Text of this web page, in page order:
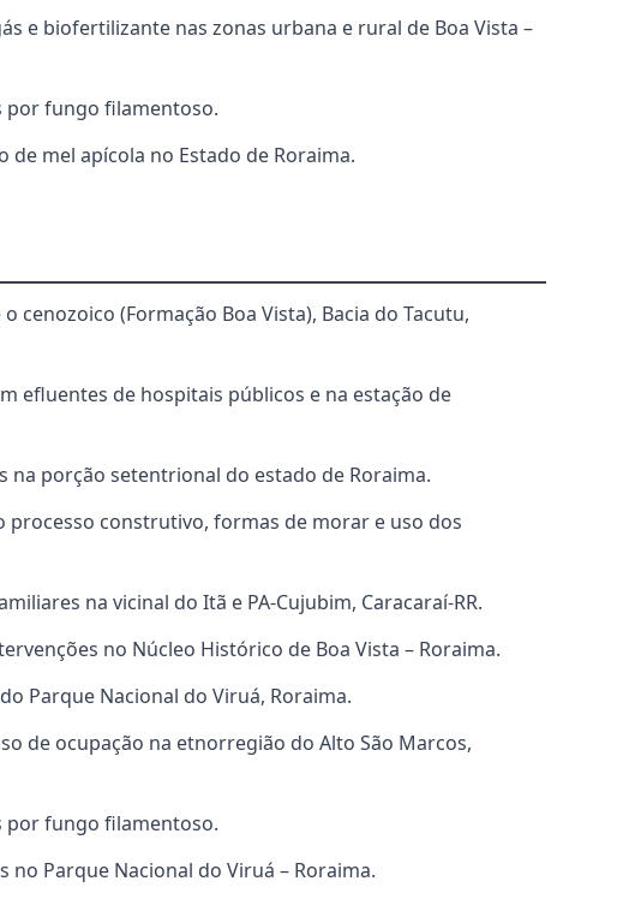
e biofertilizante nas zonas urbana e rural de Boa Vista –
por fungo filamentoso.
mel apícola no Estado de Roraima.
(Formação Boa Vista), Bacia do Tacutu,
efluentes de hospitais públicos e na estação de
porção setentrional do estado de Roraima.
processo construtivo, formas de morar e uso dos
na vicinal do Itã e PA-Cujubim, Caracaraí-RR.
no Núcleo Histórico de Boa Vista – Roraima.
Parque Nacional do Viruá, Roraima.
de ocupação na etnorregião do Alto São Marcos,
por fungo filamentoso.
Parque Nacional do Viruá – Roraima.